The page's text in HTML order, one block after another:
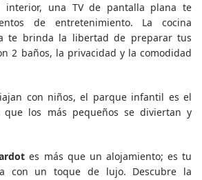
interior, una TV de pantalla plana te
de entretenimiento. La cocina
te brinda la libertad de preparar tus
2 baños, la privacidad y la comodidad
con niños, el parque infantil es el
los más pequeños se diviertan y
es más que un alojamiento; es tu
con un toque de lujo. Descubre la